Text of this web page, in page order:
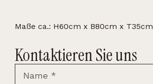
Maße ca.: H60cm x B80cm x T35cm
Kontaktieren Sie uns